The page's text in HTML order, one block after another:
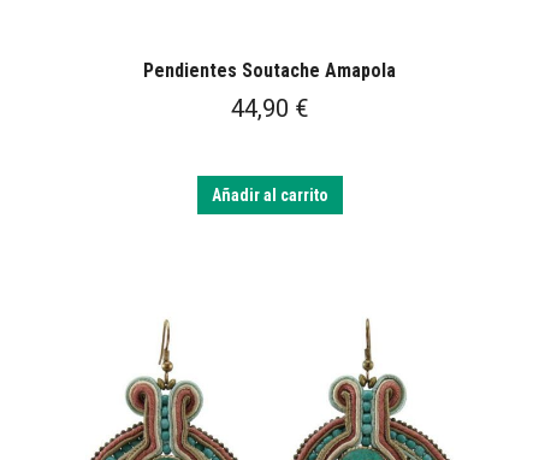
Pendientes Soutache Amapola
44,90 €
Añadir al carrito